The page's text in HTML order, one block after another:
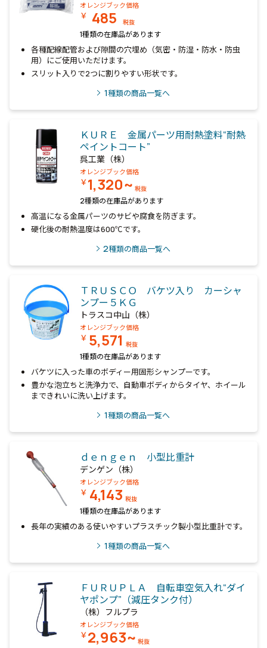
オレンジブック価格
￥ 485 税抜
1種類の在庫品があります
各種配線配管および隙間の穴埋め（気密・防湿・防水・防虫
用）にご使用いただけます。
スリット入りで2つに割りやすい形状です。
1種類の商品一覧へ
ＫＵＲＥ 金属パーツ用耐熱塗料“耐熱
ペイントコート”
呉工業（株）
オレンジブック価格
￥1,320~ 税抜
2種類の在庫品があります
高温になる金属パーツのサビや腐食を防ぎます。
硬化後の耐熱温度は600℃です。
2種類の商品一覧へ
ＴＲＵＳＣＯ バケツ入り カーシャ
ンプー５ＫＧ
トラスコ中山（株）
オレンジブック価格
￥ 5,571 税抜
1種類の在庫品があります
バケツに入った車のボディー用固形シャンプーです。
豊かな泡立ちと洗浄力で、自動車ボディからタイヤ、ホイール
まできれいに洗い上げます。
1種類の商品一覧へ
ｄｅｎｇｅｎ 小型比重計
デンゲン（株）
オレンジブック価格
￥ 4,143 税抜
1種類の在庫品があります
長年の実績のある使いやすいプラスチック製小型比重計です。
1種類の商品一覧へ
ＦＵＲＵＰＬＡ 自転車空気入れ“ダイ
ヤポンプ”（減圧タンク付）
（株）フルプラ
オレンジブック価格
￥2,963~ 税抜